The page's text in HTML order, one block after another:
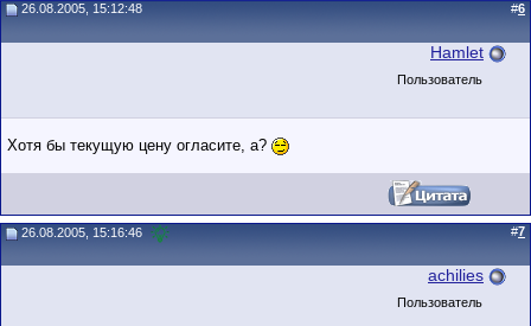
26.08.2005, 15:12:48 #6
Hamlet
Пользователь
Хотя бы текущую цену огласите, а?
26.08.2005, 15:16:46 #7
achilies
Пользователь